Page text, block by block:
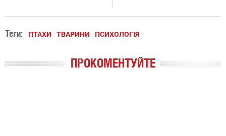
Теги: ПТАХИ ТВАРИНИ ПСИХОЛОГІЯ
ПРОКОМЕНТУЙТЕ